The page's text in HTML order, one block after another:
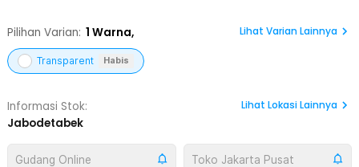
Pilihan Varian: 1 Warna, Lihat Varian Lainnya
Transparent Habis
Informasi Stok:
Jabodetabek
Lihat Lokasi Lainnya
Gudang Online Toko Jakarta Pusat